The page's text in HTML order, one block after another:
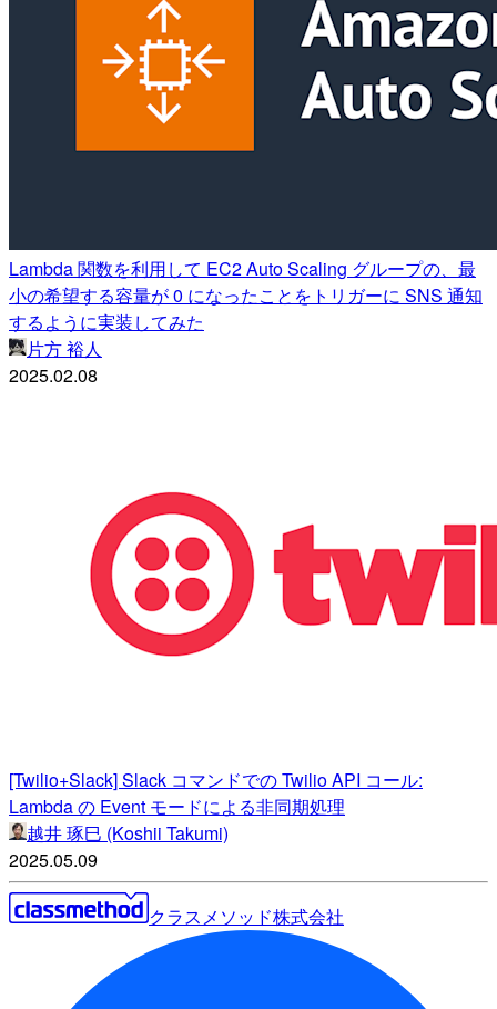
Lambda 関数を利用して EC2 Auto Scaling グループの、最
小の希望する容量が 0 になったことをトリガーに SNS 通知
するように実装してみた
片方 裕人
2025.02.08
[Twilio+Slack] Slack コマンドでの Twilio API コール:
Lambda の Event モードによる非同期処理
越井 琢巳 (Koshii Takumi)
2025.05.09
クラスメソッド株式会社